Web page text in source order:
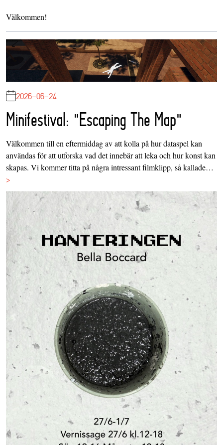
Välkommen!
2026-06-24
Minifestival: "Escaping The Map"
Välkommen till en eftermiddag av att kolla på hur dataspel kan
användas för att utforska vad det innebär att leka och hur konst kan
skapas. Vi kommer titta på några intressant filmklipp, så kallade…
>